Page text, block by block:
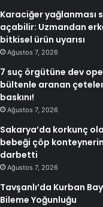
Karaciğer yağlanması
açabilir: Uzmandan
bitkisel ürün uyarısı
Ağustos 7, 2026
7 suç örgütüne dev
bültenle aranan
baskını!
Ağustos 7, 2026
Sakarya’da korkunç
bebeği çöp
darbetti
Ağustos 7, 2026
Tavşanlı’da Kurban
Bileme Yoğunluğu